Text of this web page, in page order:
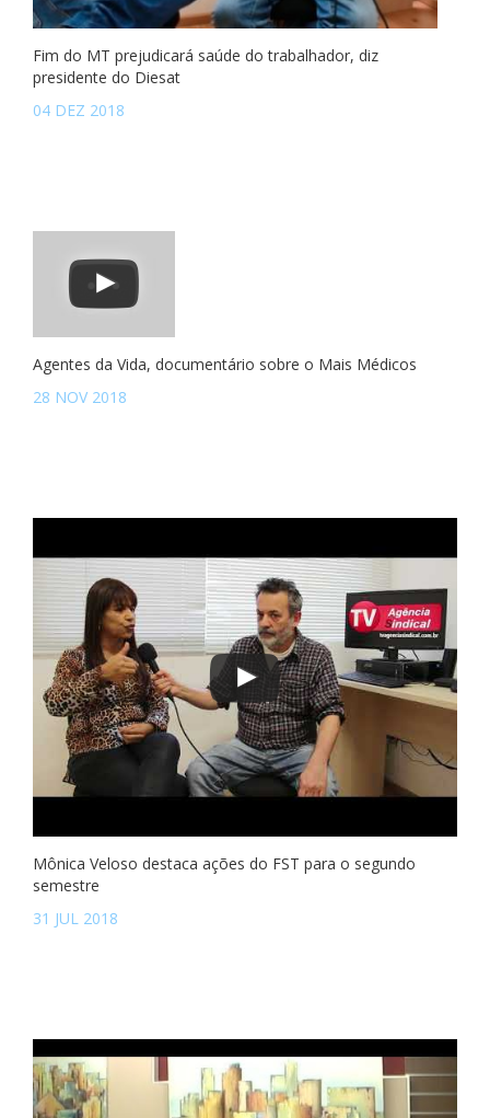
Fim do MT prejudicará saúde do trabalhador, diz
presidente do Diesat
04 DEZ 2018
Agentes da Vida, documentário sobre o Mais Médicos
28 NOV 2018
Mônica Veloso destaca ações do FST para o segundo
semestre
31 JUL 2018